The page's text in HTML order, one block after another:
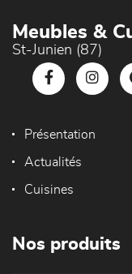
Meubles &
St-Junien (87)
Présentation
Actualités
Cuisines
Nos produits